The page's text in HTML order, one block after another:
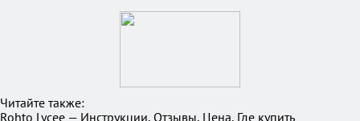
Читайте также:
Rohto Lycee — Инструкции, Отзывы, Цена, Где купить